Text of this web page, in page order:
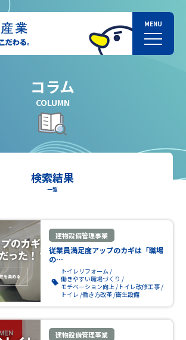
コラム
COLUMN
検索結果
一覧
建物設備管理事業
従業員満足度アップのカギは「職場
の…
トイレリフォーム
働きやすい職場づくり
モチベーション向上 トイレ改修工事
トイレ 働き方改革 衛生設備
建物設備管理事業